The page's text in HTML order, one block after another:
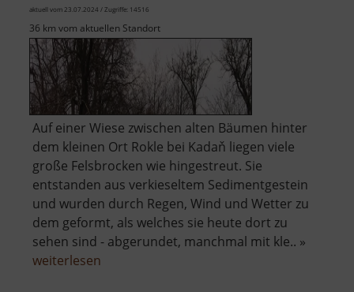
aktuell vom 23.07.2024 / Zugriffe: 14516
36 km vom aktuellen Standort
Auf einer Wiese zwischen alten Bäumen hinter
dem kleinen Ort Rokle bei Kadaň liegen viele
große Felsbrocken wie hingestreut. Sie
entstanden aus verkieseltem Sedimentgestein
und wurden durch Regen, Wind und Wetter zu
dem geformt, als welches sie heute dort zu
sehen sind - abgerundet, manchmal mit kle.. »
weiterlesen